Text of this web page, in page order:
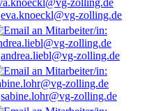
eva.knoeckl@vg-zolling.de
andrea.liebl@vg-zolling.de
sabine.lohr@vg-zolling.de